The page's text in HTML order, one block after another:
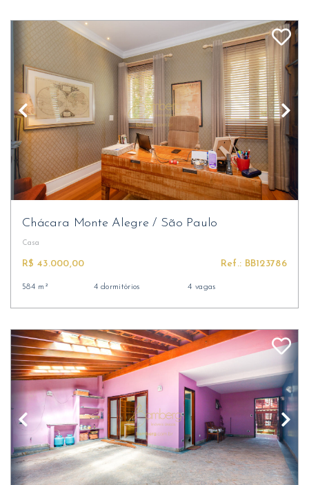
Chácara Monte Alegre/ São Paulo
Casa
R$ 43.000,00 Ref.: BB123786
584 m² 4 dormitórios 4 vagas